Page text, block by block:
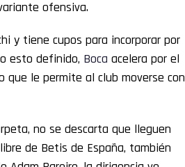
ofensiva.
y tiene cupos para incorporar por
esto definido, Boca acelera por el
que le permite al club moverse con
no se descarta que lleguen
de Betis de España, también